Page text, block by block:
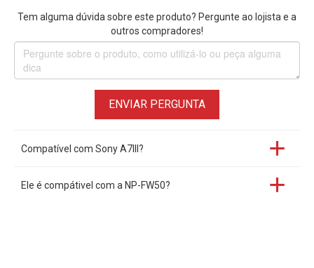
Tem alguma dúvida sobre este produto? Pergunte ao lojista e a
outros compradores!
ENVIAR PERGUNTA
Compatível com Sony A7III?
Ele é compátivel com a NP-FW50?